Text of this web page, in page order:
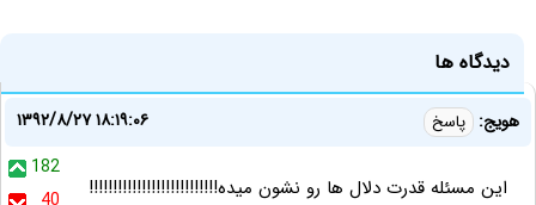
دیدگاه ها
هویج: پاسخ
۱۳۹۲/۸/۲۷ ۱۸:۱۹:۰۶
182
این مسئله قدرت دلال ها رو نشون میده!!!!!!!!!!!!!!!!!!!!!!!!!!!